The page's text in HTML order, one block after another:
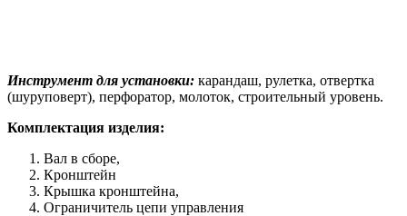
Инструмент для установки: карандаш, рулетка, отвертка
(шуруповерт), перфоратор, молоток, строительный уровень.
Комплектация изделия:
Вал в сборе,
Кронштейн
Крышка кронштейна,
Ограничитель цепи управления